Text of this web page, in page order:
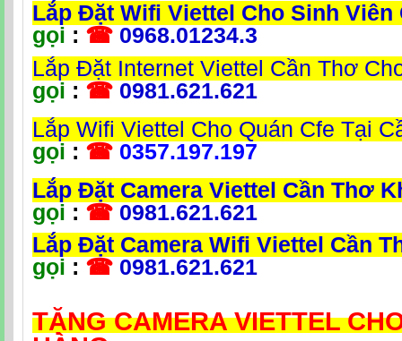
Lắp Đặt Wifi Viettel Cho Sinh
gọi : ☎ 0968.01234.3
Lắp Đặt Internet Viettel Cần Thơ
gọi : ☎ 0981.621.621
Lắp Wifi Viettel Cho Quán Cfe Tại
gọi : ☎ 0357.197.197
Lắp Đặt Camera Viettel Cần Thơ
gọi : ☎ 0981.621.621
Lắp Đặt Camera Wifi Viettel Cần
gọi : ☎ 0981.621.621
TẶNG CAMERA VIETTEL